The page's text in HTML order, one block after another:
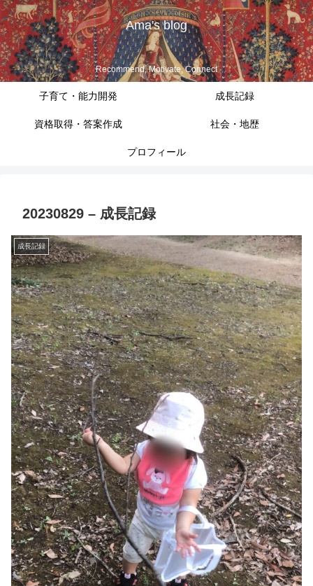
Ama's blog
Recommend, Motivate, Connect
子育て・能力開発 成長記録
資格取得・答案作成 社会・地歴
プロフィール
20230829 – 成長記録
成長記録